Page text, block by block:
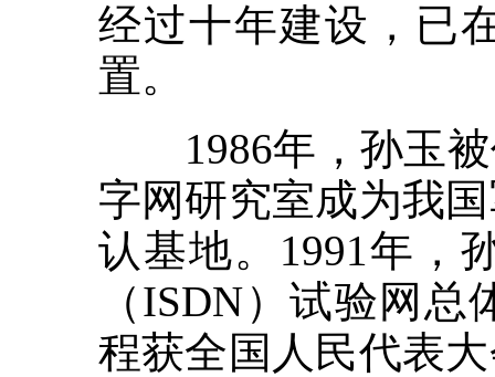
经过十年建设，已
置。
1986年，孙玉被
字网研究室成为我
认基地。1991年，
（ISDN）试验网
程获全国人民代表